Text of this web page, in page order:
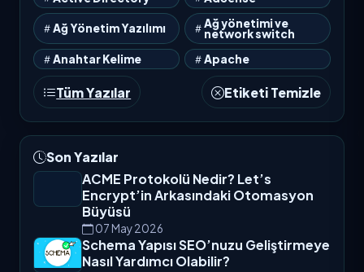
Ağ Yönetim Yazılımı Ağ yönetimi ve
network switch
Anahtar Kelime
Apache
Tüm Yazılar Etiketi Temizle
Son Yazılar
ACME Protokolü Nedir? Let’s
Encrypt’in Arkasındaki Otomasyon
Büyüsü
07 May 2026
Schema Yapısı SEO’nuzu Geliştirmeye
Nasıl Yardımcı Olabilir?